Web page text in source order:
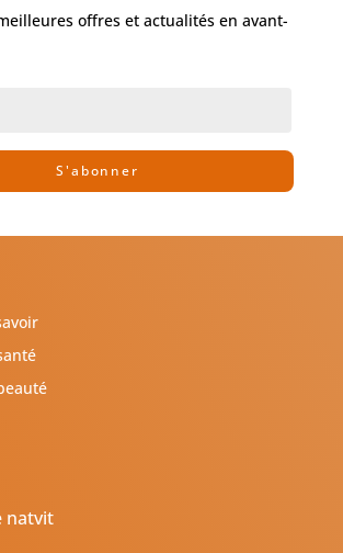
offres et actualités en avant-
S'abonner
natvit